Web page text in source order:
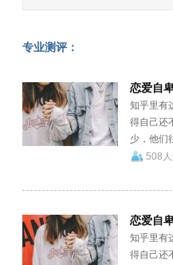
专业测评：
恋爱自
知乎里有
得自己还
少，他们
508
恋爱自
知乎里有
得自己还